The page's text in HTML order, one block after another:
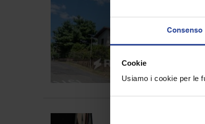
Consenso
Cookie
Usiamo i cookie per le